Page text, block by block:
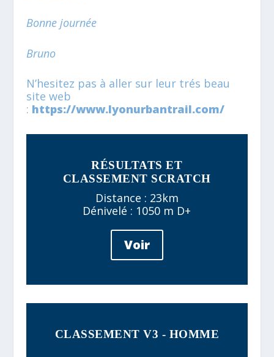
Bonne journée
Bruno
N’hesitez pas à aller sur leur trés beau
site web
: https://www.lyonurbantrail.com/
RÉSULTATS ET
CLASSEMENT SCRATCH
Distance : 23km
Dénivelé : 1050 m D+
Voir
CLASSEMENT V3 - HOMME